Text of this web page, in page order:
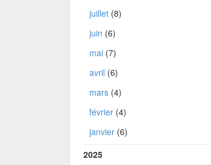
juillet(8)
juin (6)
mai(7)
avril (6)
mars(4)
février(4)
janvier(6)
2025